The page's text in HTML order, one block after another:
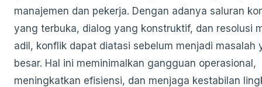
manajemen dan pekerja. Dengan adanya saluran
yang terbuka, dialog yang konstruktif, dan resolusi
adil, konflik dapat diatasi sebelum menjadi masalah
besar. Hal ini meminimalkan gangguan operasional,
meningkatkan efisiensi, dan menjaga kestabilan